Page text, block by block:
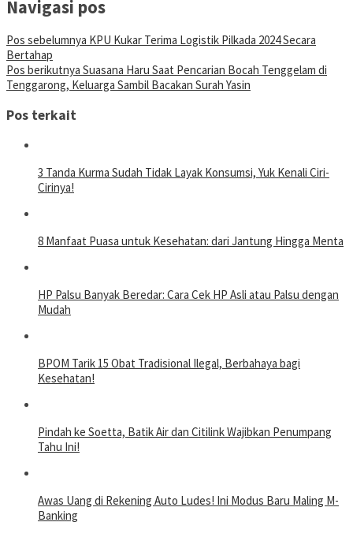
Navigasi pos
Pos sebelumnya KPU Kukar Terima Logistik Pilkada 2024 Secara
Bertahap
Pos berikutnya Suasana Haru Saat Pencarian Bocah Tenggelam di
Tenggarong, Keluarga Sambil Bacakan Surah Yasin
Pos terkait
3 Tanda Kurma Sudah Tidak Layak Konsumsi, Yuk Kenali Ciri-
Cirinya!
8 Manfaat Puasa untuk Kesehatan: dari Jantung Hingga Menta
HP Palsu Banyak Beredar: Cara Cek HP Asli atau Palsu dengan
Mudah
BPOM Tarik 15 Obat Tradisional Ilegal, Berbahaya bagi
Kesehatan!
Pindah ke Soetta, Batik Air dan Citilink Wajibkan Penumpang
Tahu Ini!
Awas Uang di Rekening Auto Ludes! Ini Modus Baru Maling M-
Banking